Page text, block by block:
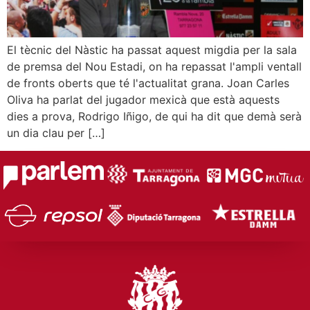
El tècnic del Nàstic ha passat aquest migdia per la sala
de premsa del Nou Estadi, on ha repassat l'ampli ventall
de fronts oberts que té l'actualitat grana. Joan Carles
Oliva ha parlat del jugador mexicà que està aquests
dies a prova, Rodrigo Iñigo, de qui ha dit que demà serà
un dia clau per […]